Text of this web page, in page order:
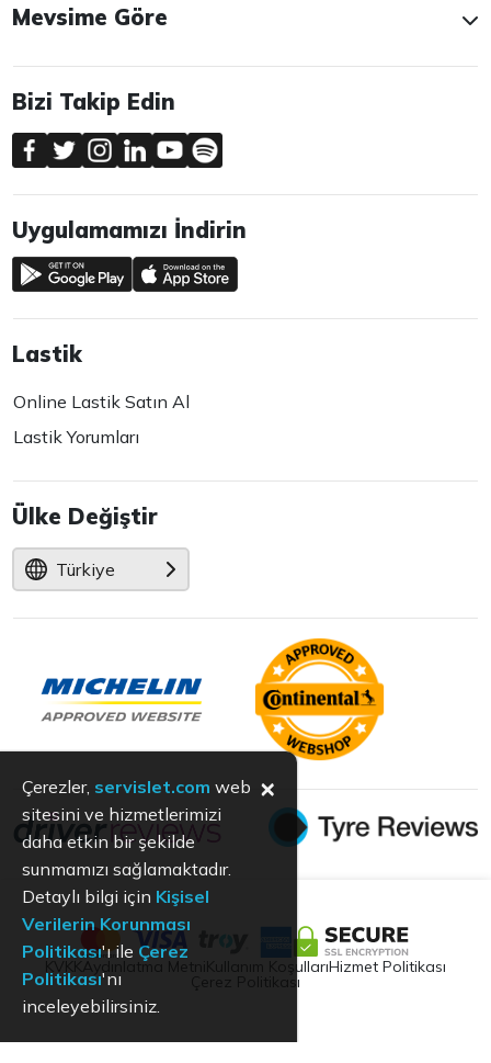
Mevsime Göre
Bizi Takip Edin
Uygulamamızı İndirin
Lastik
Online Lastik Satın Al
Lastik Yorumları
Ülke Değiştir
Türkiye
Aydınlatma Metni Kullanım KoşullarıHizmet Politikası
Çerez Politikası
Çerezler, servislet.com web
sitesini ve hizmetlerimizi
daha etkin bir şekilde
sunmamızı sağlamaktadır.
Detaylı bilgi için Kişisel
Verilerin Korunması
Politikası'ı ile Çerez
Politikası'nı
inceleyebilirsiniz.
×